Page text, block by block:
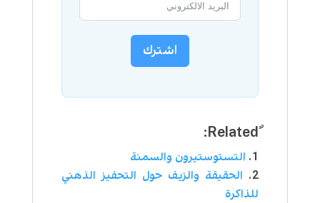
اشترك
ٌRelated:
التستوستيرون والسمنة
الحقيقة والزيف حول التحفيز الذهني
للذاكرة